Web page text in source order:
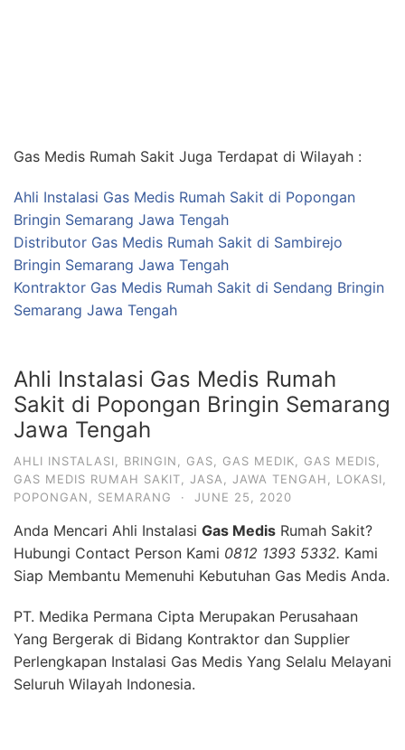
Gas Medis Rumah Sakit Juga Terdapat di Wilayah :
Ahli Instalasi Gas Medis Rumah Sakit di Popongan
Bringin Semarang Jawa Tengah
Distributor Gas Medis Rumah Sakit di Sambirejo
Bringin Semarang Jawa Tengah
Kontraktor Gas Medis Rumah Sakit di Sendang Bringin
Semarang Jawa Tengah
Ahli Instalasi Gas Medis Rumah
Sakit di Popongan Bringin Semarang
Jawa Tengah
AHLI INSTALASI BRINGIN GAS GAS MEDIK GAS MEDIS
GAS MEDIS RUMAH SAKIT
JASA JAWA TENGAH LOKASI
POPONGAN
SEMARANG · JUNE 25, 2020
Anda Mencari Ahli Instalasi Gas Medis Rumah Sakit?
Hubungi Contact Person Kami 0812 1393 5332. Kami
Siap Membantu Memenuhi Kebutuhan Gas Medis Anda.
PT. Medika Permana Cipta Merupakan Perusahaan
Yang Bergerak di Bidang Kontraktor dan Supplier
Perlengkapan Instalasi Gas Medis Yang Selalu Melayani
Seluruh Wilayah Indonesia.